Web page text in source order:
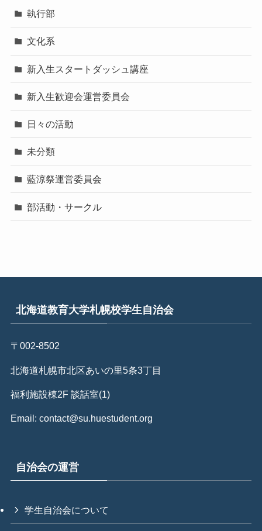
執行部
文化系
新入生スタートダッシュ講座
新入生歓迎会運営委員会
日々の活動
未分類
藍涼祭運営委員会
部活動・サークル
北海道教育大学札幌校学生自治会
〒002-8502
北海道札幌市北区あいの里5条3丁目
福利施設棟2F 談話室(1)
Email: contact@su.huestudent.org
自治会の運営
学生自治会について